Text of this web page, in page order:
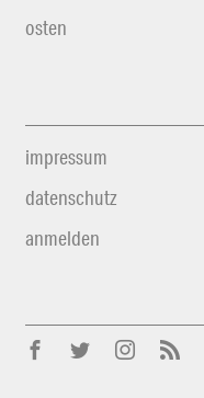
osten
impressum
datenschutz
anmelden